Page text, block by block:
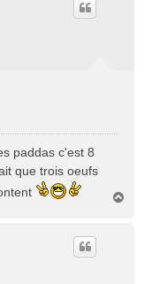
paddas c'est 8
que trois oeufs